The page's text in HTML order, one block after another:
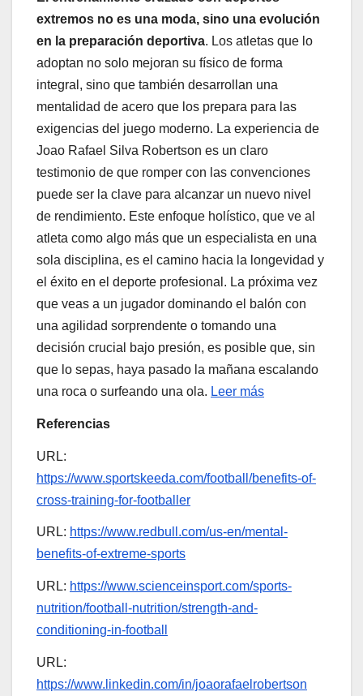
extremos no es una moda, sino una evolución
en la preparación deportiva. Los atletas que lo
adoptan no solo mejoran su físico de forma
integral, sino que también desarrollan una
mentalidad de acero que los prepara para las
exigencias del juego moderno. La experiencia de
Joao Rafael Silva Robertson es un claro
testimonio de que romper con las convenciones
puede ser la clave para alcanzar un nuevo nivel
de rendimiento. Este enfoque holístico, que ve al
atleta como algo más que un especialista en una
sola disciplina, es el camino hacia la longevidad y
el éxito en el deporte profesional. La próxima vez
que veas a un jugador dominando el balón con
una agilidad sorprendente o tomando una
decisión crucial bajo presión, es posible que, sin
que lo sepas, haya pasado la mañana escalando
una roca o surfeando una ola. Leer más
Referencias
URL:
https://www.sportskeeda.com/football/benefits-of-
cross-training-for-footballer
URL: https://www.redbull.com/us-en/mental-
benefits-of-extreme-sports
URL: https://www.scienceinsport.com/sports-
nutrition/football-nutrition/strength-and-
conditioning-in-football
URL:
https://www.linkedin.com/in/joaorafaelrobertson